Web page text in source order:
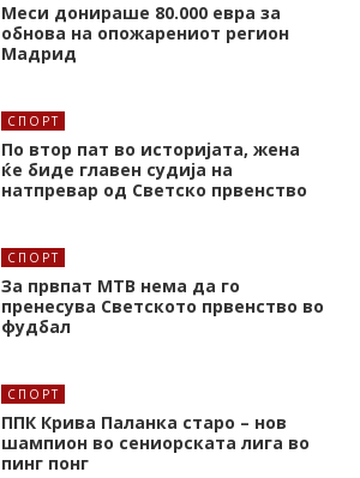
Меси донираше 80.000 евра за
обнова на опожарениот регион
Мадрид
СПОРТ
По втор пат во историјата, жена
ќе биде главен судија на
натпревар од Светско првенство
СПОРТ
За првпат МТВ нема да го
пренесува Светското првенство во
фудбал
СПОРТ
ППК Крива Паланка старо – нов
шампион во сениорската лига во
пинг понг